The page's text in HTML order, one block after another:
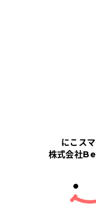
にこスマにつ
サポートセン
にこス
株式会社